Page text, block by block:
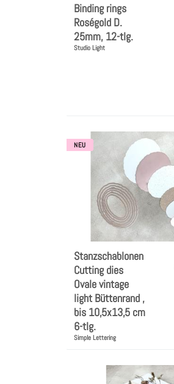
Binding rings
Roségold D.
25mm, 12-tlg.
Studio Light
NEU
Stanzschablonen
Cutting dies
Ovale vintage
light Büttenrand ,
bis 10,5x13,5 cm
6-tlg.
Simple Lettering